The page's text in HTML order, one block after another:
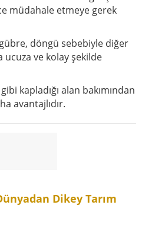
müdahale etmeye gerek
döngü sebebiyle diğer
ve kolay şekilde
kapladığı alan bakımından
avantajlıdır.
Dikey Tarım